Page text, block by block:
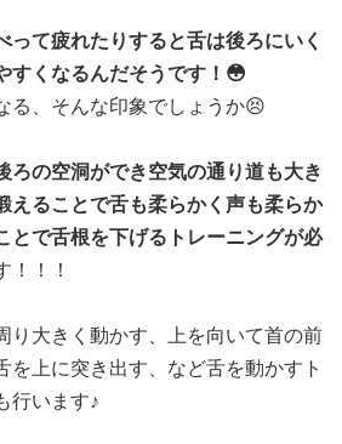
って疲れたりすると舌は後ろにいく
すくなるんだそうです！😳
る、そんな印象でしょうか😣
ろの空洞ができ空気の通り道も大き
えることで舌も柔らかく声も柔らか
とで舌根を下げるトレーニングが必
！！！
り大きく動かす、上を向いて首の前
を上に突き出す、など舌を動かすト
行います♪